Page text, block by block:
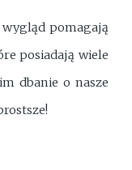
wygląd pomagają
posiadają wiele
dbanie o nasze